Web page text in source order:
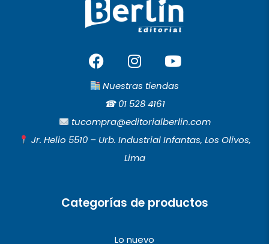
F
a
c
b
o
o
I
n
s
t
a
g
r
a
Y
o
u
u
b
e
Nuestras tiendas
☎︎01 528 4161
tucompra@editorialberlin.com
Jr. Helio 5510 – Urb. Industrial Infantas, Los Olivos,
Lima
Categorías de productos
Lo nuevo